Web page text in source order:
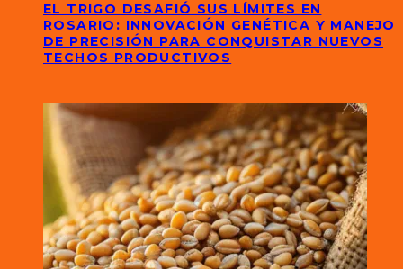
EL TRIGO DESAFIÓ SUS LÍMITES EN
ROSARIO: INNOVACIÓN GENÉTICA Y MANEJO
DE PRECISIÓN PARA CONQUISTAR NUEVOS
TECHOS PRODUCTIVOS